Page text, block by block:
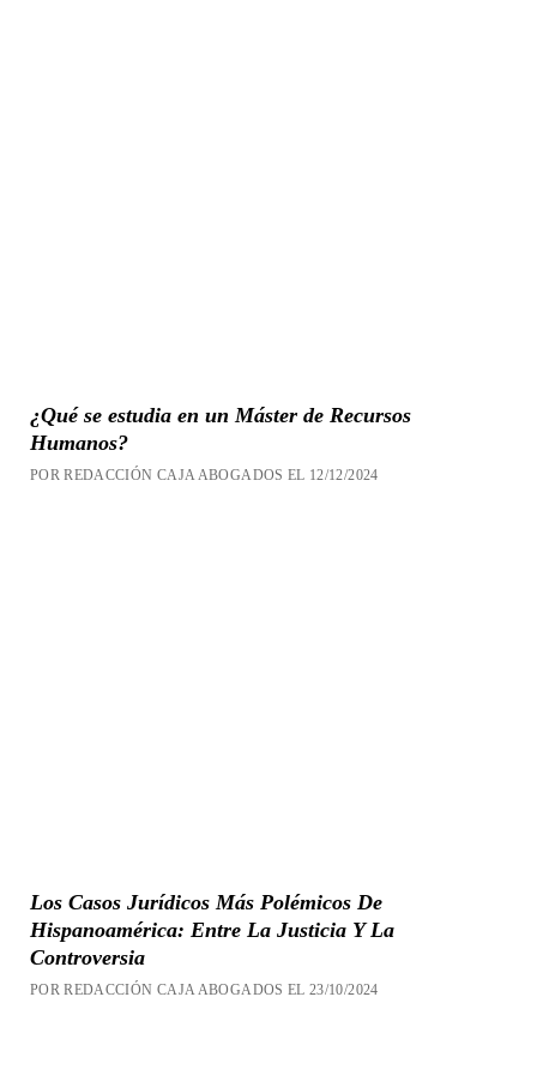
¿Qué se estudia en un Máster de Recursos
Humanos?
POR REDACCIÓN CAJA ABOGADOS EL 12/12/2024
Los Casos Jurídicos Más Polémicos De
Hispanoamérica: Entre La Justicia Y La
Controversia
POR REDACCIÓN CAJA ABOGADOS EL 23/10/2024